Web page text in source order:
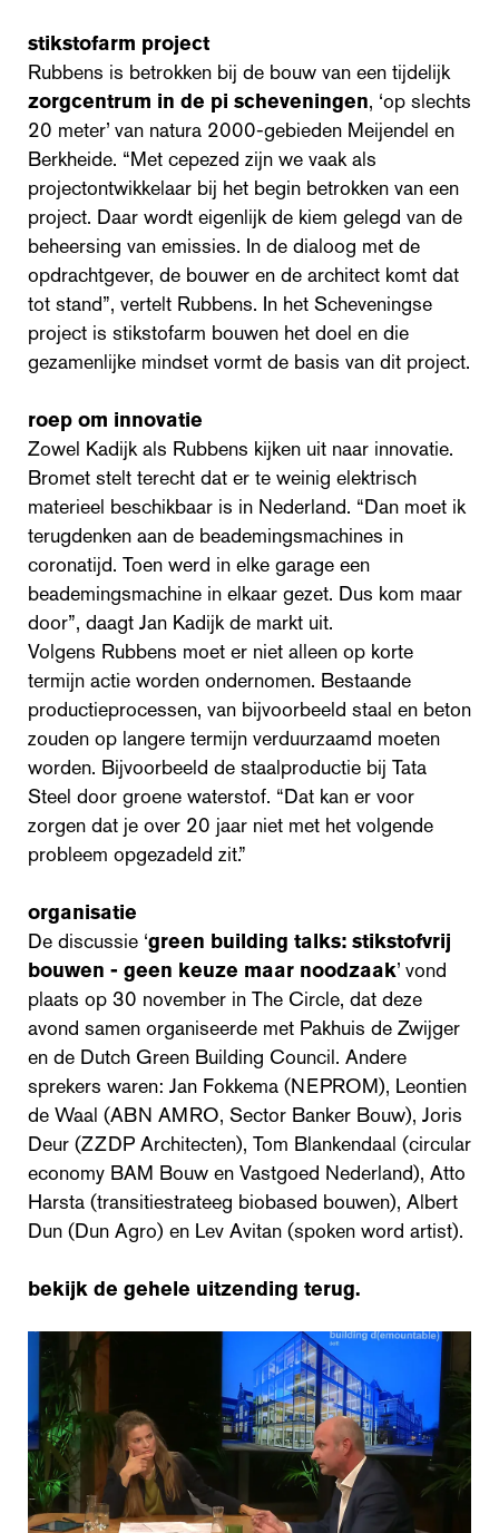
stikstofarm project
Rubbens is betrokken bij de bouw van een tijdelijk
zorgcentrum in de pi scheveningen, ‘op slechts
20 meter’ van natura 2000-gebieden Meijendel en
Berkheide. “Met cepezed zijn we vaak als
projectontwikkelaar bij het begin betrokken van een
project. Daar wordt eigenlijk de kiem gelegd van de
beheersing van emissies. In de dialoog met de
opdrachtgever, de bouwer en de architect komt dat
tot stand”, vertelt Rubbens. In het Scheveningse
project is stikstofarm bouwen het doel en die
gezamenlijke mindset vormt de basis van dit project.
roep om innovatie
Zowel Kadijk als Rubbens kijken uit naar innovatie.
Bromet stelt terecht dat er te weinig elektrisch
materieel beschikbaar is in Nederland. “Dan moet ik
terugdenken aan de beademingsmachines in
coronatijd. Toen werd in elke garage een
beademingsmachine in elkaar gezet. Dus kom maar
door”, daagt Jan Kadijk de markt uit.
Volgens Rubbens moet er niet alleen op korte
termijn actie worden ondernomen. Bestaande
productieprocessen, van bijvoorbeeld staal en beton
zouden op langere termijn verduurzaamd moeten
worden. Bijvoorbeeld de staalproductie bij Tata
Steel door groene waterstof. “Dat kan er voor
zorgen dat je over 20 jaar niet met het volgende
probleem opgezadeld zit.”
organisatie
De discussie ‘green building talks: stikstofvrij
bouwen - geen keuze maar noodzaak’ vond
plaats op 30 november in The Circle, dat deze
avond samen organiseerde met Pakhuis de Zwijger
en de Dutch Green Building Council. Andere
sprekers waren: Jan Fokkema (NEPROM), Leontien
de Waal (ABN AMRO, Sector Banker Bouw), Joris
Deur (ZZDP Architecten), Tom Blankendaal (circular
economy BAM Bouw en Vastgoed Nederland), Atto
Harsta (transitiestrateeg biobased bouwen), Albert
Dun (Dun Agro) en Lev Avitan (spoken word artist).
bekijk de gehele uitzending terug.